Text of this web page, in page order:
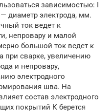
зависимостью: I
диаметр электрода, мм.
ток ведет к
непровару и малой
большой ток ведет к
при сварке, увеличению
и непровару,
электродного
шва. На
состав электродного
покрытий К берется